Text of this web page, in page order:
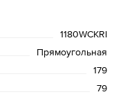
1180WCKRI
Прямоугольная
179
79